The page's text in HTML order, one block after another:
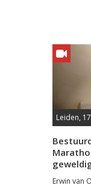
Leiden,
Erwin van